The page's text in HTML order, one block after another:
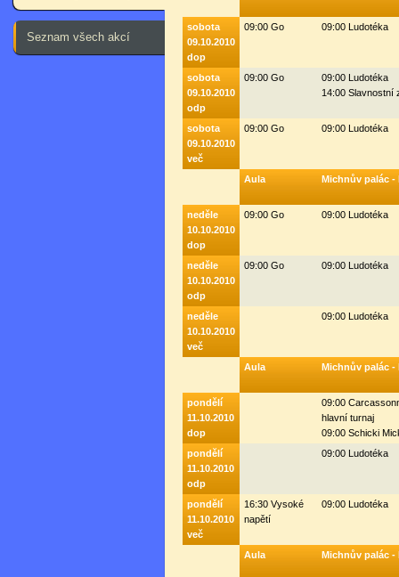
Seznam všech akcí
sobota
09.10.2010
dop
09:00 Go 09:00 Ludotéka
sobota
09.10.2010
odp
09:00 Go
09:00 Ludotéka
14:00 Slavnostní
sobota
09.10.2010
več
09:00 Go 09:00 Ludotéka
Aula Michnův palác -
neděle
10.10.2010
dop
09:00 Go 09:00 Ludotéka
neděle
10.10.2010
odp
09:00 Go 09:00 Ludotéka
neděle
10.10.2010
več
09:00 Ludotéka
Aula Michnův palác -
pondělí
11.10.2010
dop
09:00
hlavní turnaj
09:00 Schicki
pondělí
11.10.2010
odp
09:00 Ludotéka
pondělí
11.10.2010
več
16:30 Vysoké
napětí
09:00 Ludotéka
Aula Michnův palác -